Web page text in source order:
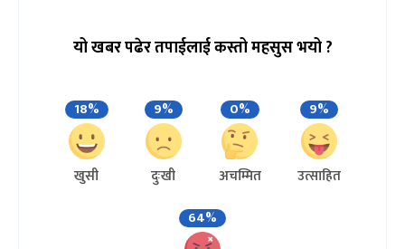
यो खबर पढेर तपाईलाई कस्तो महसुस भयो ?
18%
खुसी
9%
दुःखी
0%
अचम्मित
9%
उत्साहित
64%